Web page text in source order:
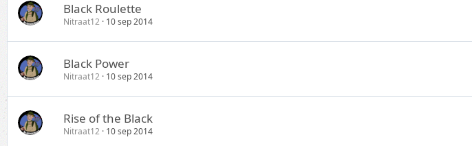
Black Roulette
Nitraat12 10 sep 2014
Black Power
Nitraat12 10 sep 2014
Rise of the Black
Nitraat12 10 sep 2014